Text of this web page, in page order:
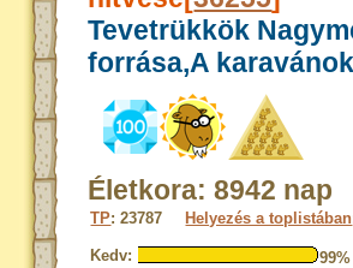
Tevetrükkök
forrása,A
Életkora: 8942
TP: 23787 Helyezés a toplistában
Kedv:
99%